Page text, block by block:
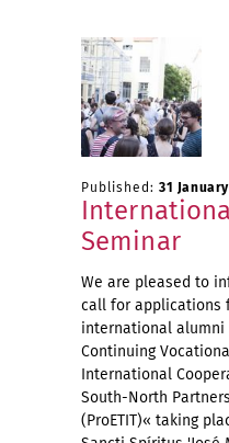
Published: 31
Seminar
We are pleased to
call for applications
international
Continuing
International
South-North
(ProETIT)« taking